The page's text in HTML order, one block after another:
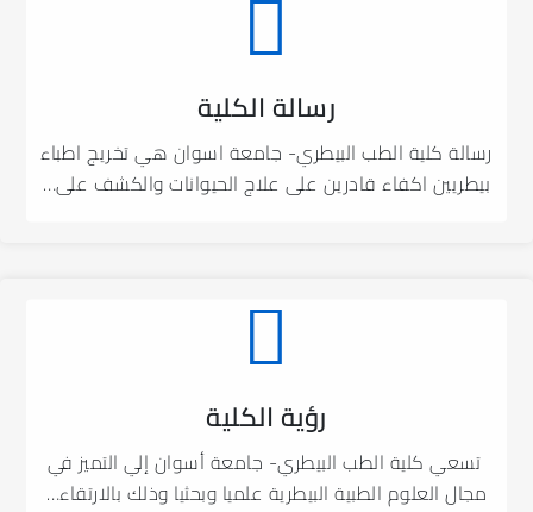
رسالة الكلية
رسالة كلية الطب البيطري- جامعة اسوان هي تخريج اطباء
بيطريين اكفاء قادرين على علاج الحيوانات والكشف على…
رؤية الكلية
تسعي كلية الطب البيطري- جامعة أسوان إلي التميز في
مجال العلوم الطبية البيطرية علميا وبحثيا وذلك بالارتقاء…